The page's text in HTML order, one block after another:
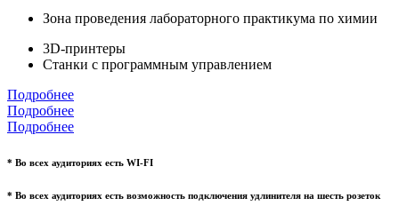
Зона проведения лабораторного практикума по химии
3D-принтеры
Станки с программным управлением
Подробнее
Подробнее
Подробнее
* Во всех аудиториях есть WI-FI
* Во всех аудиториях есть возможность подключения удлинителя на шесть розеток